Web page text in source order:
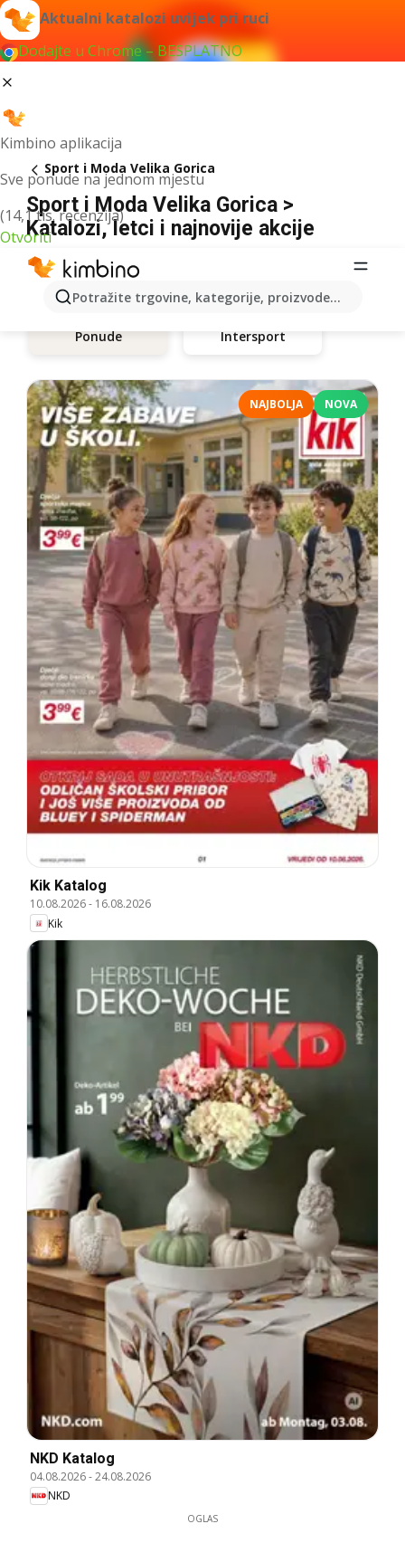
Aktualni katalozi uvijek pri ruci
Dodajte u Chrome – BESPLATNO
Kimbino aplikacija
Sve ponude na jednom mjestu
(14,1 tis. recenzija)
Otvoriti
Potražite trgovine, kategorije, proizvode...
Sport i Moda Velika Gorica
Sport i Moda Velika Gorica >
Katalozi, letci i najnovije akcije
Ponude Intersport
NAJBOLJA NOVA
Kik Katalog
10.08.2026- 16.08.2026
Kik
NKD Katalog
04.08.2026-24.08.2026
NKD
OGLAS